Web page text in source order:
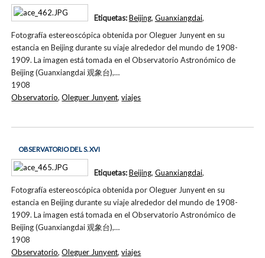
Fotografía estereoscópica obtenida por Oleguer Junyent en su
estancia en Beijing durante su viaje alrededor del mundo de 1908-
1909. La imagen está tomada en el Observatorio Astronómico de
Beijing (Guanxiangdai 观象台),…
1908
Etiquetas:Beijing, Guanxiangdai,
Observatorio,Oleguer Junyent,viajes
OBSERVATORIO DEL S. XVI
Fotografía estereoscópica obtenida por Oleguer Junyent en su
estancia en Beijing durante su viaje alrededor del mundo de 1908-
1909. La imagen está tomada en el Observatorio Astronómico de
Beijing (Guanxiangdai 观象台),…
1908
Etiquetas:Beijing, Guanxiangdai,
Observatorio,Oleguer Junyent,viajes